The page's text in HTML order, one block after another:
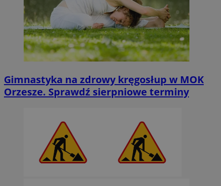
Gimnastyka na zdrowy kręgosłup w MOK
Orzesze. Sprawdź sierpniowe terminy